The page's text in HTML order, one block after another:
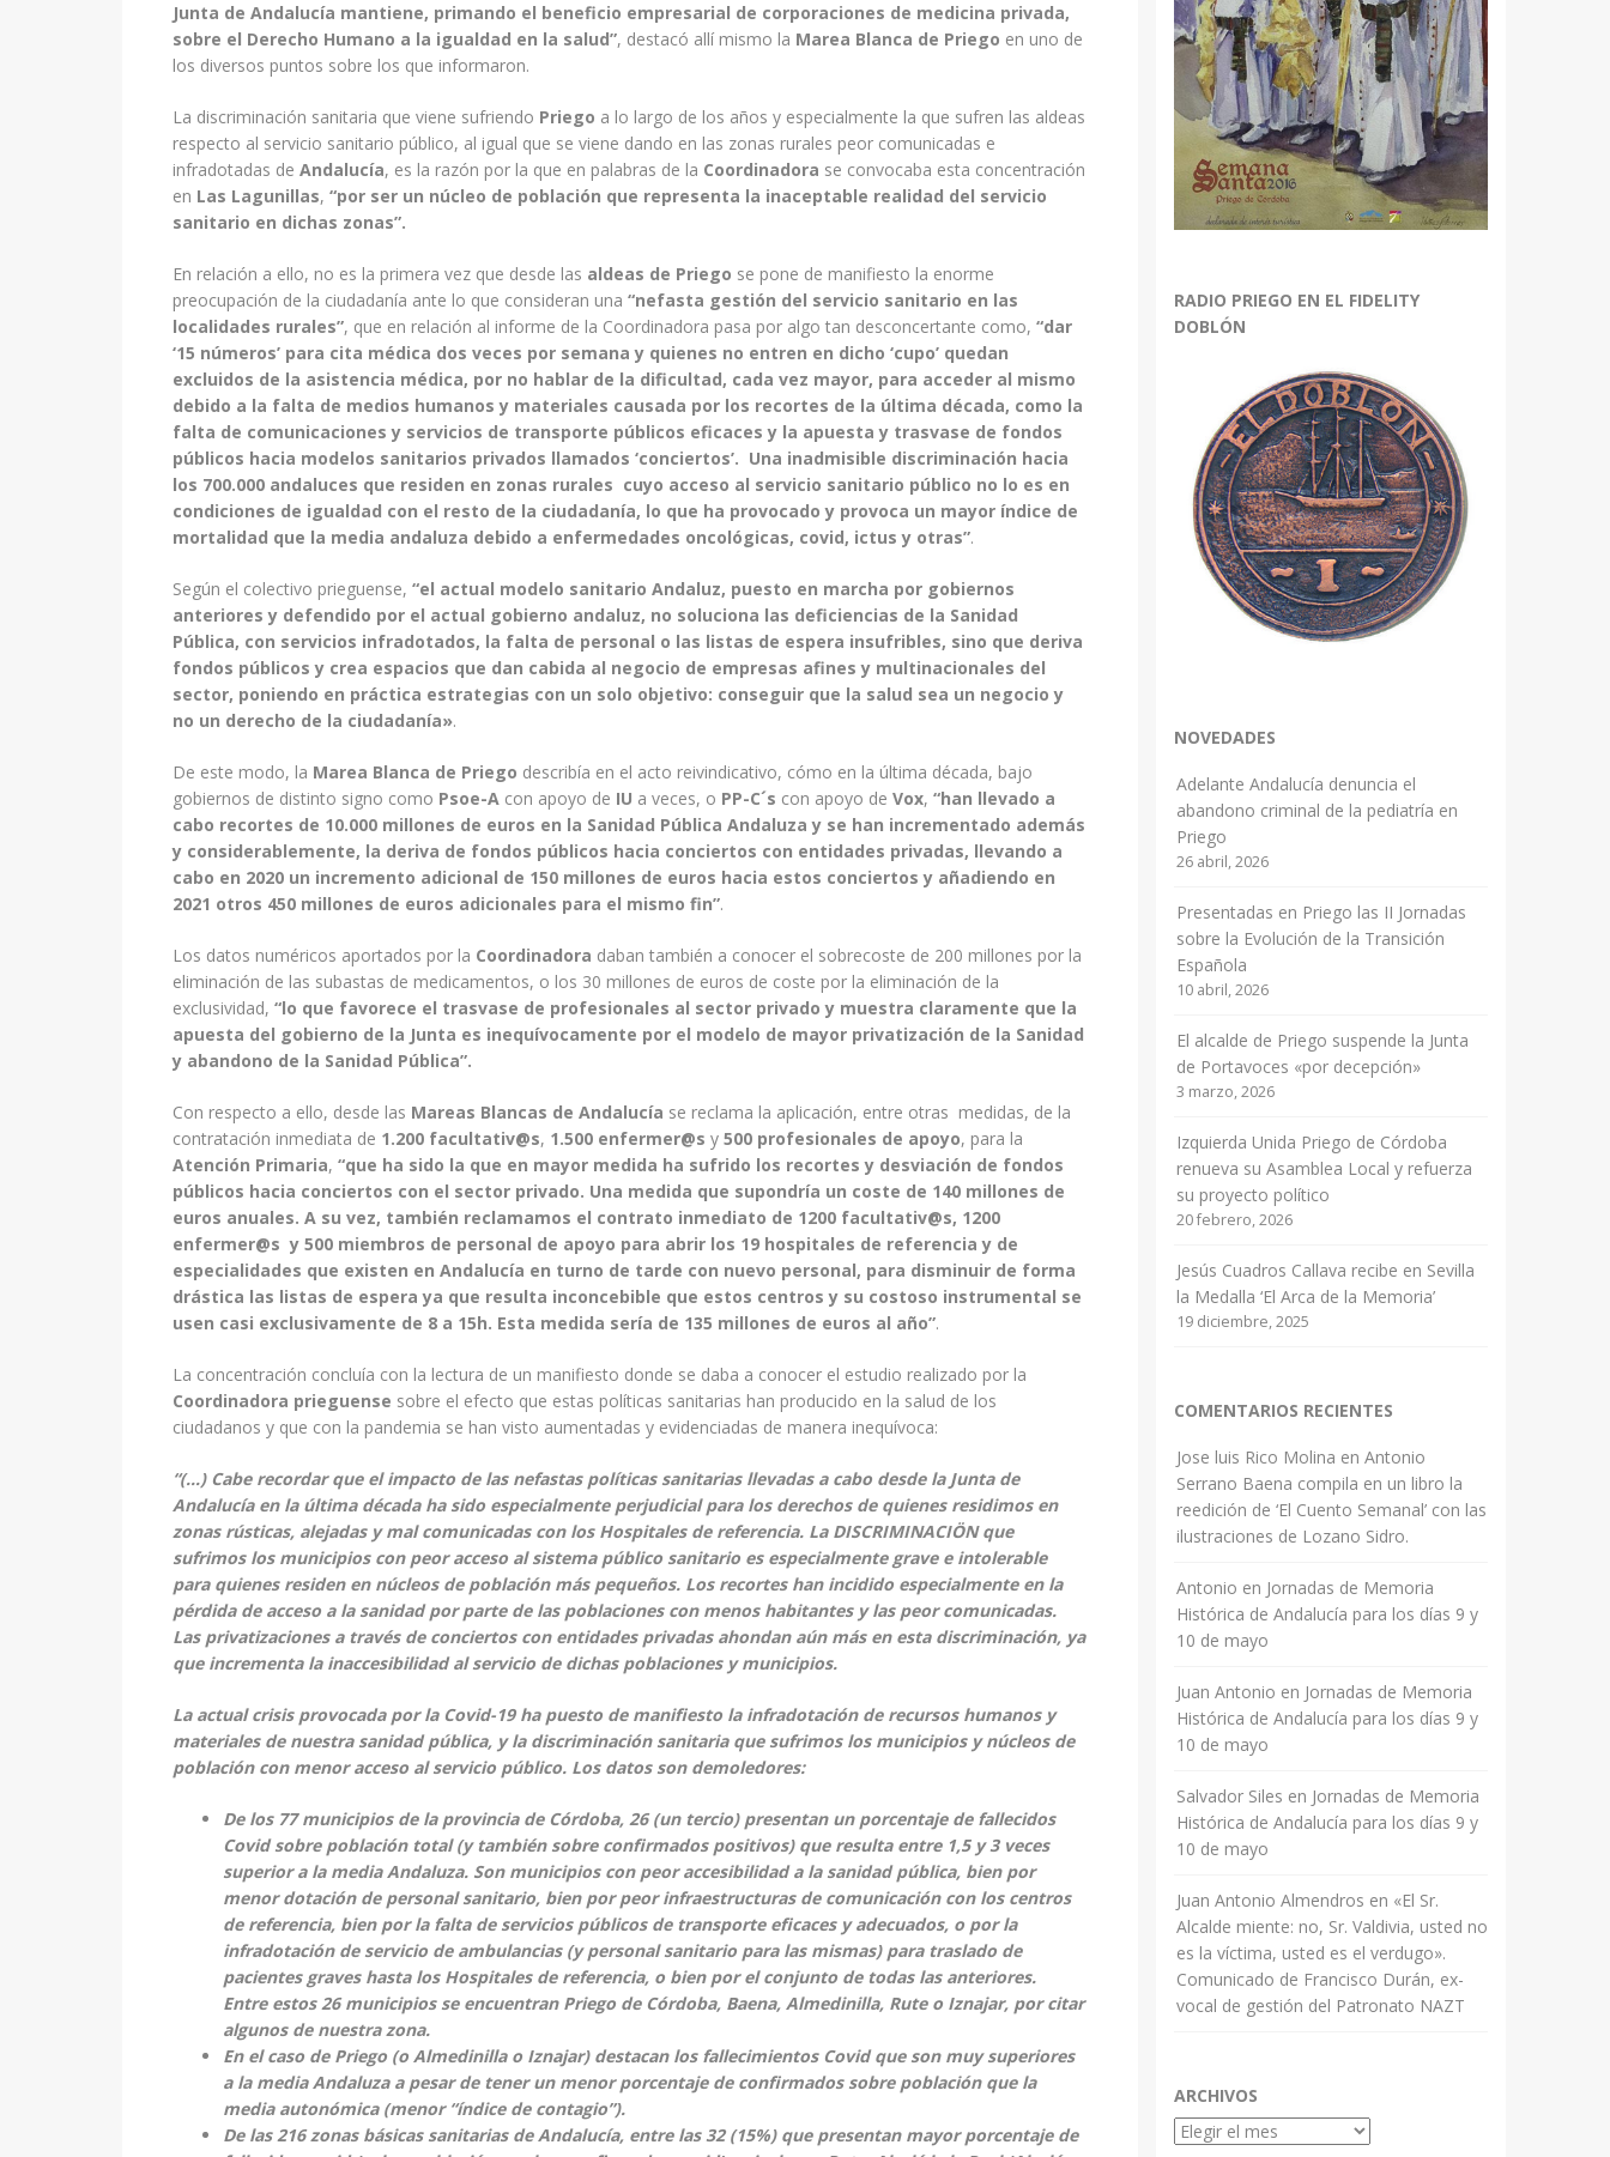
Junta de Andalucía mantiene, primando el beneficio empresarial de corporaciones de medicina privada,
sobre el Derecho Humano a la igualdad en la salud”, destacó allí mismo la Marea Blanca de Priego en uno de
los diversos puntos sobre los que informaron.
La discriminación sanitaria que viene sufriendo Priego a lo largo de los años y especialmente la que sufren las aldeas
respecto al servicio sanitario público, al igual que se viene dando en las zonas rurales peor comunicadas e
infradotadas deAndalucía, es la razón por la que en palabras de la Coordinadora se convocaba esta concentración
en Las Lagunillas,“por ser un núcleo de población que representa la inaceptable realidad del servicio
sanitario en dichas zonas”.
En relación a ello, no es la primera vez que desde las aldeas de Priego se pone de manifiesto la enorme
preocupación de la ciudadanía ante lo que consideran una“nefasta gestión del servicio sanitario en las
localidades rurales”, que en relación al informe de la Coordinadora pasa por algo tan desconcertante como,“dar
‘15 números’ para cita médica dos veces por semana y quienes no entren en dicho ‘cupo’ quedan
excluidos de la asistencia médica, por no hablar de la dificultad, cada vez mayor, para acceder al mismo
debido a la falta de medios humanos y materiales causada por los recortes de la última década, como la
falta de comunicaciones y servicios de transporte públicos eficaces y la apuesta y trasvase de fondos
públicos hacia modelos sanitarios privados llamados ‘conciertos’. Una inadmisible discriminación hacia
los 700.000 andaluces que residen en zonas rurales cuyo acceso al servicio sanitario público no lo es en
condiciones de igualdad con el resto de la ciudadanía, lo que ha provocado y provoca un mayor índice de
mortalidad que la media andaluza debido a enfermedades oncológicas, covid, ictus y otras”.
Según el colectivo prieguense,“el actual modelo sanitario Andaluz, puesto en marcha por gobiernos
anteriores y defendido por el actual gobierno andaluz, no soluciona las deficiencias de la Sanidad
Pública, con servicios infradotados, la falta de personal o las listas de espera insufribles, sino que deriva
fondos públicos y crea espacios que dan cabida al negocio de empresas afines y multinacionales del
sector, poniendo en práctica estrategias con un solo objetivo: conseguir que la salud sea un negocio y
no un derecho de la ciudadanía».
De este modo, la Marea Blanca de Priego describía en el acto reivindicativo, cómo en la última década, bajo
gobiernos de distinto signo como Psoe-A con apoyo de IU a veces, o PP-C´s con apoyo deVox,“han llevado a
cabo recortes de 10.000 millones de euros en la Sanidad Pública Andaluza y se han incrementado además
y considerablemente, la deriva de fondos públicos hacia conciertos con entidades privadas, llevando a
cabo en 2020 un incremento adicional de 150 millones de euros hacia estos conciertos y añadiendo en
2021 otros 450 millones de euros adicionales para el mismo fin”.
Los datos numéricos aportados por la Coordinadora daban también a conocer el sobrecoste de 200 millones por la
eliminación de las subastas de medicamentos, o los 30 millones de euros de coste por la eliminación de la
exclusividad,“lo que favorece el trasvase de profesionales al sector privado y muestra claramente que la
apuesta del gobierno de la Junta es inequívocamente por el modelo de mayor privatización de la Sanidad
y abandono de la Sanidad Pública”.
Con respecto a ello, desde las Mareas Blancas de Andalucía se reclama la aplicación, entre otras medidas, de la
contratación inmediata de 1.200 facultativ@s, 1.500 enfermer@s y500 profesionales de apoyo, para la
Atención Primaria,“que ha sido la que en mayor medida ha sufrido los recortes y desviación de fondos
públicos hacia conciertos con el sector privado. Una medida que supondría un coste de 140 millones de
euros anuales. A su vez, también reclamamos el contrato inmediato de 1200 facultativ@s, 1200
enfermer@s y 500 miembros de personal de apoyo para abrir los 19 hospitales de referencia y de
especialidades que existen en Andalucía en turno de tarde con nuevo personal, para disminuir de forma
drástica las listas de espera ya que resulta inconcebible que estos centros y su costoso instrumental se
usen casi exclusivamente de 8 a 15h. Esta medida sería de 135 millones de euros al año”.
La concentración concluía con la lectura de un manifiesto donde se daba a conocer el estudio realizado por la
Coordinadora prieguense sobre el efecto que estas políticas sanitarias han producido en la salud de los
ciudadanos y que con la pandemia se han visto aumentadas y evidenciadas de manera inequívoca:
“(…) Cabe recordar que el impacto de las nefastas políticas sanitarias llevadas a cabo desde la Junta de
Andalucía en la última década ha sido especialmente perjudicial para los derechos de quienes residimos en
zonas rústicas, alejadas y mal comunicadas con los Hospitales de referencia. La DISCRIMINACIÖN que
sufrimos los municipios con peor acceso al sistema público sanitario es especialmente grave e intolerable
para quienes residen en núcleos de población más pequeños. Los recortes han incidido especialmente en la
pérdida de acceso a la sanidad por parte de las poblaciones con menos habitantes y las peor comunicadas.
Las privatizaciones a través de conciertos con entidades privadas ahondan aún más en esta discriminación, ya
que incrementa la inaccesibilidad al servicio de dichas poblaciones y municipios.
La actual crisis provocada por la Covid-19 ha puesto de manifiesto la infradotación de recursos humanos y
materiales de nuestra sanidad pública, y la discriminación sanitaria que sufrimos los municipios y núcleos de
población con menor acceso al servicio público. Los datos son demoledores:
De los 77 municipios de la provincia de Córdoba, 26 (un tercio) presentan un porcentaje de fallecidos
Covid sobre población total (y también sobre confirmados positivos) que resulta entre 1,5 y 3 veces
superior a la media Andaluza. Son municipios con peor accesibilidad a la sanidad pública, bien por
menor dotación de personal sanitario, bien por peor infraestructuras de comunicación con los centros
de referencia, bien por la falta de servicios públicos de transporte eficaces y adecuados, o por la
infradotación de servicio de ambulancias (y personal sanitario para las mismas) para traslado de
pacientes graves hasta los Hospitales de referencia, o bien por el conjunto de todas las anteriores.
Entre estos 26 municipios se encuentran Priego de Córdoba, Baena, Almedinilla, Rute o Iznajar, por citar
algunos de nuestra zona.
En el caso de Priego (o Almedinilla o Iznajar) destacan los fallecimientos Covid que son muy superiores
a la media Andaluza a pesar de tener un menor porcentaje de confirmados sobre población que la
media autonómica (menor “índice de contagio”).
De las 216 zonas básicas sanitarias de Andalucía, entre las 32 (15%) que presentan mayor porcentaje de
RADIO PRIEGO EN EL FIDELITY
DOBLÓN
NOVEDADES
Adelante Andalucía denuncia el
abandono criminal de la pediatría en
Priego
26 abril, 2026
Presentadas en Priego las II Jornadas
sobre la Evolución de la Transición
Española
10 abril, 2026
El alcalde de Priego suspende la Junta
de Portavoces «por decepción»
3 marzo, 2026
Izquierda Unida Priego de Córdoba
renueva su Asamblea Local y refuerza
su proyecto político
20 febrero, 2026
Jesús Cuadros Callava recibe en Sevilla
la Medalla ‘El Arca de la Memoria’
19 diciembre, 2025
COMENTARIOS RECIENTES
Jose luis Rico Molina en Antonio
Serrano Baena compila en un libro la
reedición de ‘El Cuento Semanal’ con las
ilustraciones de Lozano Sidro.
Antonio en Jornadas de Memoria
Histórica de Andalucía para los días 9 y
10 de mayo
Juan Antonio en Jornadas de Memoria
Histórica de Andalucía para los días 9 y
10 de mayo
Salvador Siles en Jornadas de Memoria
Histórica de Andalucía para los días 9 y
10 de mayo
Juan Antonio Almendros en «El Sr.
Alcalde miente: no, Sr. Valdivia, usted no
es la víctima, usted es el verdugo».
Comunicado de Francisco Durán, ex-
vocal de gestión del Patronato NAZT
ARCHIVOS
Archivos